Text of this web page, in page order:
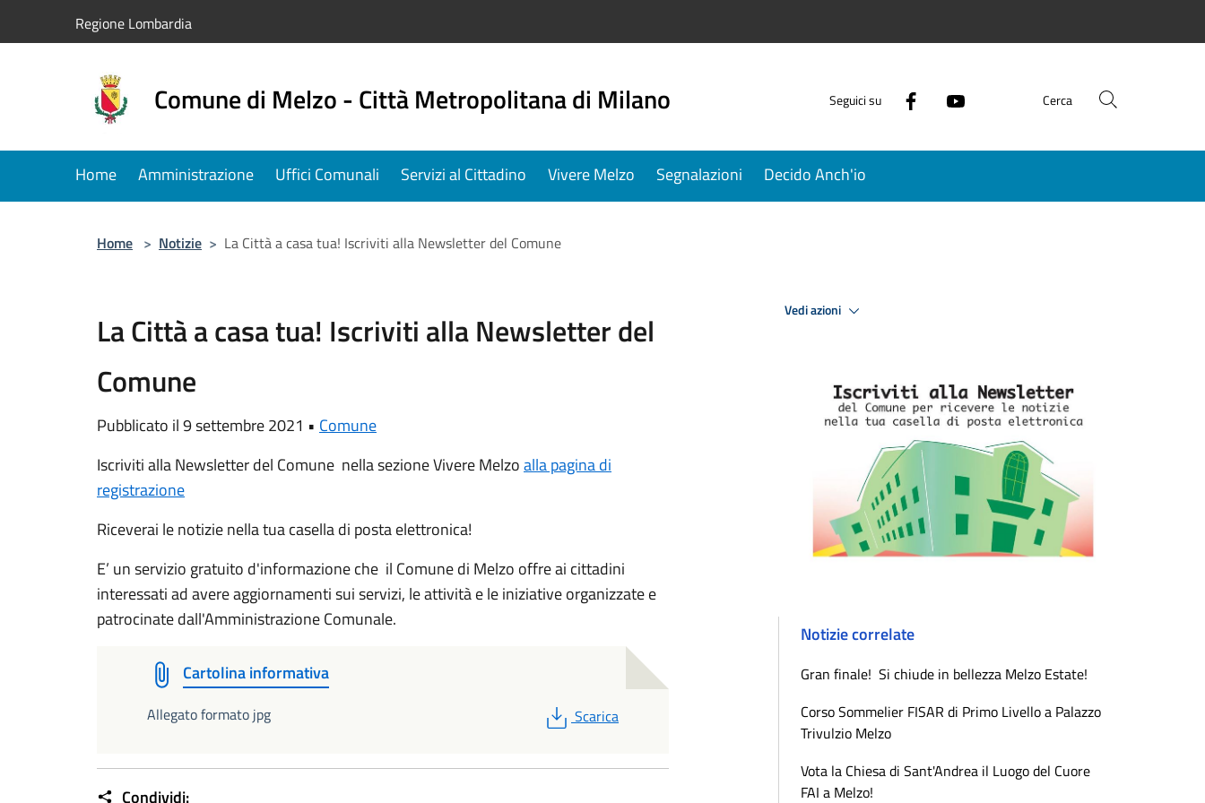
Regione Lombardia
Comune di Melzo - Città Metropolitana di Milano Seguici su Cerca
Home Amministrazione Uffici Comunali Servizi al Cittadino Vivere Melzo Segnalazioni Decido Anch'io
Home > Notizie > La Città a casa tua! Iscriviti alla Newsletter del Comune
La Città a casa tua! Iscriviti alla Newsletter del
Comune
Pubblicato il 9 settembre 2021 • Comune
Iscriviti alla Newsletter del Comune nella sezione Vivere Melzoalla pagina di
registrazione
Riceverai le notizie nella tua casella di posta elettronica!
E’ un servizio gratuito d'informazione che il Comune di Melzo offre ai cittadini
interessati ad avere aggiornamenti sui servizi, le attività e le iniziative organizzate e
patrocinate dall'Amministrazione Comunale.
Cartolina informativa
Allegato formato jpg PDF
Scarica
Condividi:
Vedi azioni
Notizie correlate
Gran finale! Si chiude in bellezza Melzo Estate!
Corso Sommelier FISAR di Primo Livello a Palazzo
Trivulzio Melzo
Vota la Chiesa di Sant'Andrea il Luogo del Cuore
FAI a Melzo!